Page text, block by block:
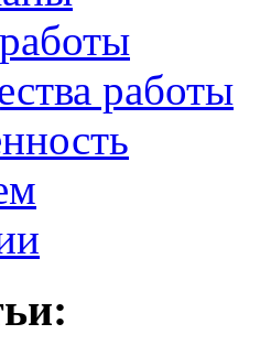
работы